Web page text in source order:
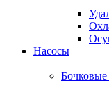
Насосы